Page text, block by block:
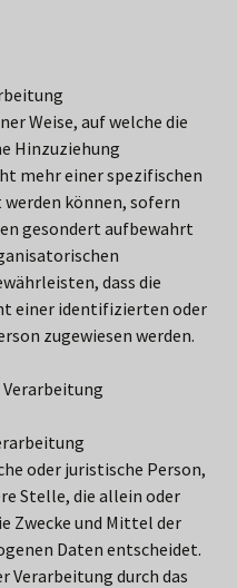
Weise, auf welche die
Hinzuziehung
mehr einer spezifischen
können, sofern
gesondert aufbewahrt
dass die
einer identifizierten oder
zugewiesen werden.
oder juristische Person,
Stelle, die allein oder
Zwecke und Mittel der
Daten entscheidet.
Verarbeitung durch das